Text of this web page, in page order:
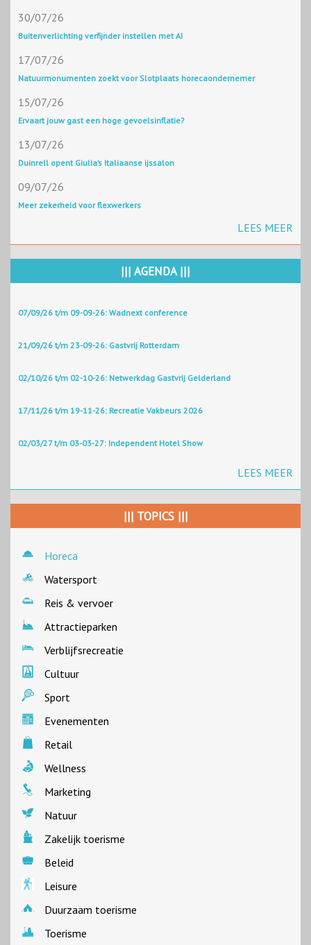
30/07/26
Buitenverlichting verfijnder instellen met AI
17/07/26
Natuurmonumenten zoekt voor Slotplaats horecaondernemer
15/07/26
Ervaart jouw gast een hoge gevoelsinflatie?
13/07/26
Duinrell opent Giulia’s Italiaanse ijssalon
09/07/26
Meer zekerheid voor flexwerkers
LEES MEER
||| AGENDA |||
07/09/26 t/m 09-09-26: Wadnext conference
21/09/26 t/m 23-09-26: Gastvrij Rotterdam
02/10/26 t/m 02-10-26: Netwerkdag Gastvrij Gelderland
17/11/26 t/m 19-11-26: Recreatie Vakbeurs 2026
02/03/27 t/m 03-03-27: Independent Hotel Show
LEES MEER
||| TOPICS |||
Horeca
Watersport
Reis & vervoer
Attractieparken
Verblijfsrecreatie
Cultuur
Sport
Evenementen
Retail
Wellness
Marketing
Natuur
Zakelijk toerisme
Beleid
Leisure
Duurzaam toerisme
Toerisme